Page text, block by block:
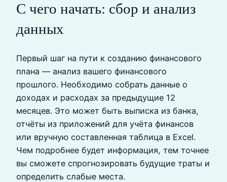
С чего начать: сбор и анализ
данных
Первый шаг на пути к созданию финансового
плана — анализ вашего финансового
прошлого. Необходимо собрать данные о
доходах и расходах за предыдущие 12
месяцев. Это может быть выписка из банка,
отчёты из приложений для учёта финансов
или вручную составленная таблица в Excel.
Чем подробнее будет информация, тем точнее
вы сможете спрогнозировать будущие траты и
определить слабые места.